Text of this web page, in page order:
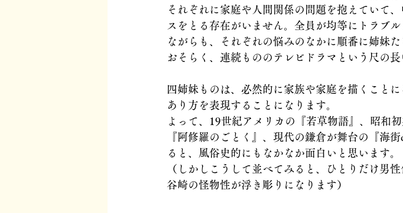
それぞれに家庭や人間関係の問題を抱えていて
スをとる存在がいません。全員が均等にトラブ
ながらも、それぞれの悩みのなかに順番に姉妹た
おそらく、連続もののテレビドラマという尺の長
四姉妹ものは、必然的に家族や家庭を描くこと
あり方を表現することになります。
よって、19世紀アメリカの『若草物語』、昭和
『阿修羅のごとく』、現代の鎌倉が舞台の『海
ると、風俗史的にもなかなか面白いと思います。
（しかしこうして並べてみると、ひとりだけ男
谷崎の怪物性が浮き彫りになります）